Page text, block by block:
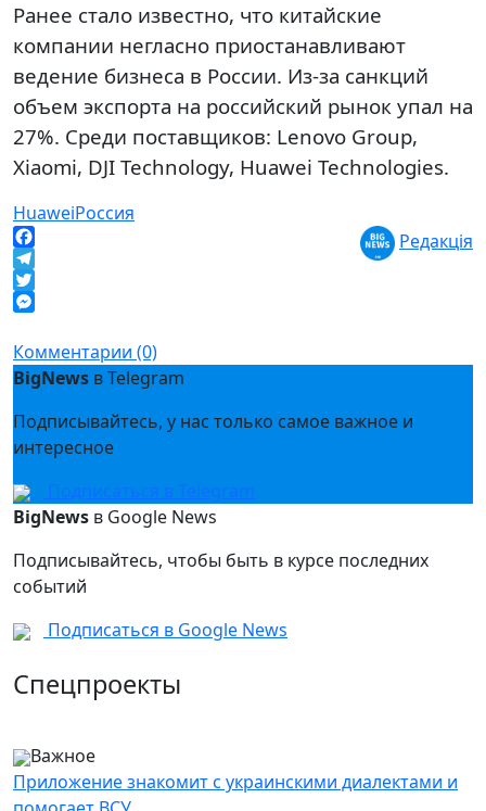
Ранее стало известно, что китайские
компании негласно приостанавливают
ведение бизнеса в России. Из-за санкций
объем экспорта на российский рынок упал на
27%. Среди поставщиков: Lenovo Group,
Xiaomi, DJI Technology, Huawei Technologies.
HuaweiРоссия
Facebook
Telegram
Twitter
Редакція
Комментарии (0)
BigNews в Telegram
Подписывайтесь, у нас только самое важное и
интересное
Подписаться в Telegram
BigNews в Google News
Подписывайтесь, чтобы быть в курсе последних
событий
Подписаться в Google News
Спецпроекты
Важное
Приложение знакомит с украинскими диалектами и